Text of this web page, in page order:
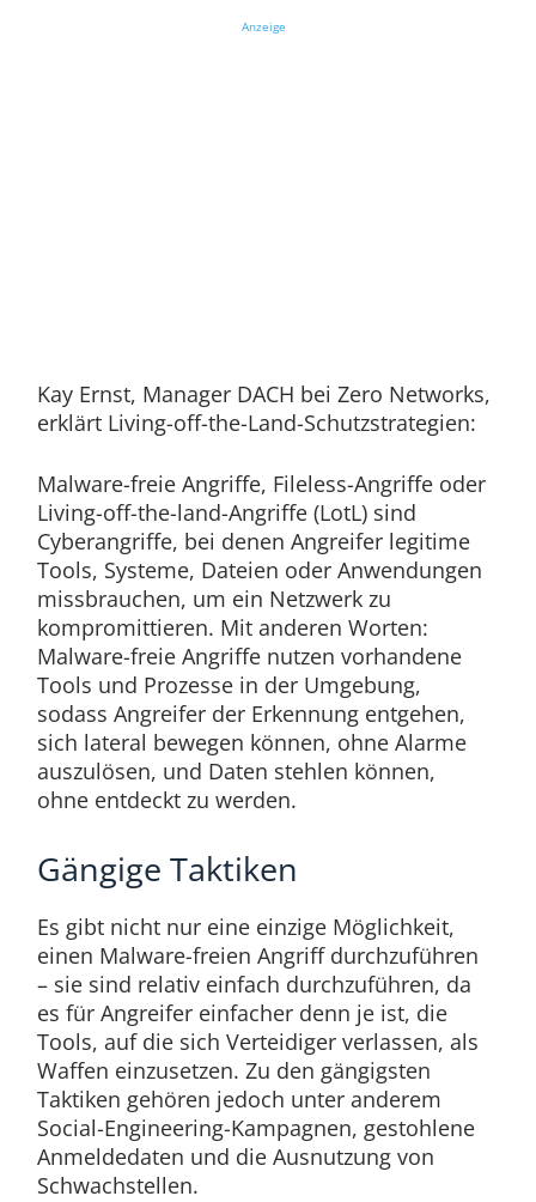
Anzeige
Kay Ernst, Manager DACH bei Zero Networks,
erklärt Living-off-the-Land-Schutzstrategien:
Malware-freie Angriffe, Fileless-Angriffe oder
Living-off-the-land-Angriffe (LotL) sind
Cyberangriffe, bei denen Angreifer legitime
Tools, Systeme, Dateien oder Anwendungen
missbrauchen, um ein Netzwerk zu
kompromittieren. Mit anderen Worten:
Malware-freie Angriffe nutzen vorhandene
Tools und Prozesse in der Umgebung,
sodass Angreifer der Erkennung entgehen,
sich lateral bewegen können, ohne Alarme
auszulösen, und Daten stehlen können,
ohne entdeckt zu werden.
Gängige Taktiken
Es gibt nicht nur eine einzige Möglichkeit,
einen Malware-freien Angriff durchzuführen
– sie sind relativ einfach durchzuführen, da
es für Angreifer einfacher denn je ist, die
Tools, auf die sich Verteidiger verlassen, als
Waffen einzusetzen. Zu den gängigsten
Taktiken gehören jedoch unter anderem
Social-Engineering-Kampagnen, gestohlene
Anmeldedaten und die Ausnutzung von
Schwachstellen.